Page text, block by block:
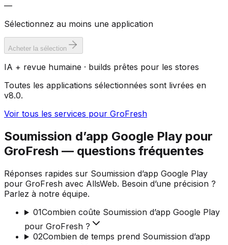
—
Sélectionnez au moins une application
Acheter la sélection
IA + revue humaine · builds prêtes pour les stores
Toutes les applications sélectionnées sont livrées en
v8.0.
Voir tous les services pour GroFresh
Soumission d’app Google Play pour
GroFresh — questions fréquentes
Réponses rapides sur Soumission d’app Google Play
pour GroFresh avec AllsWeb. Besoin d’une précision ?
Parlez à notre équipe.
01Combien coûte Soumission d’app Google Play
pour GroFresh ?
02Combien de temps prend Soumission d’app